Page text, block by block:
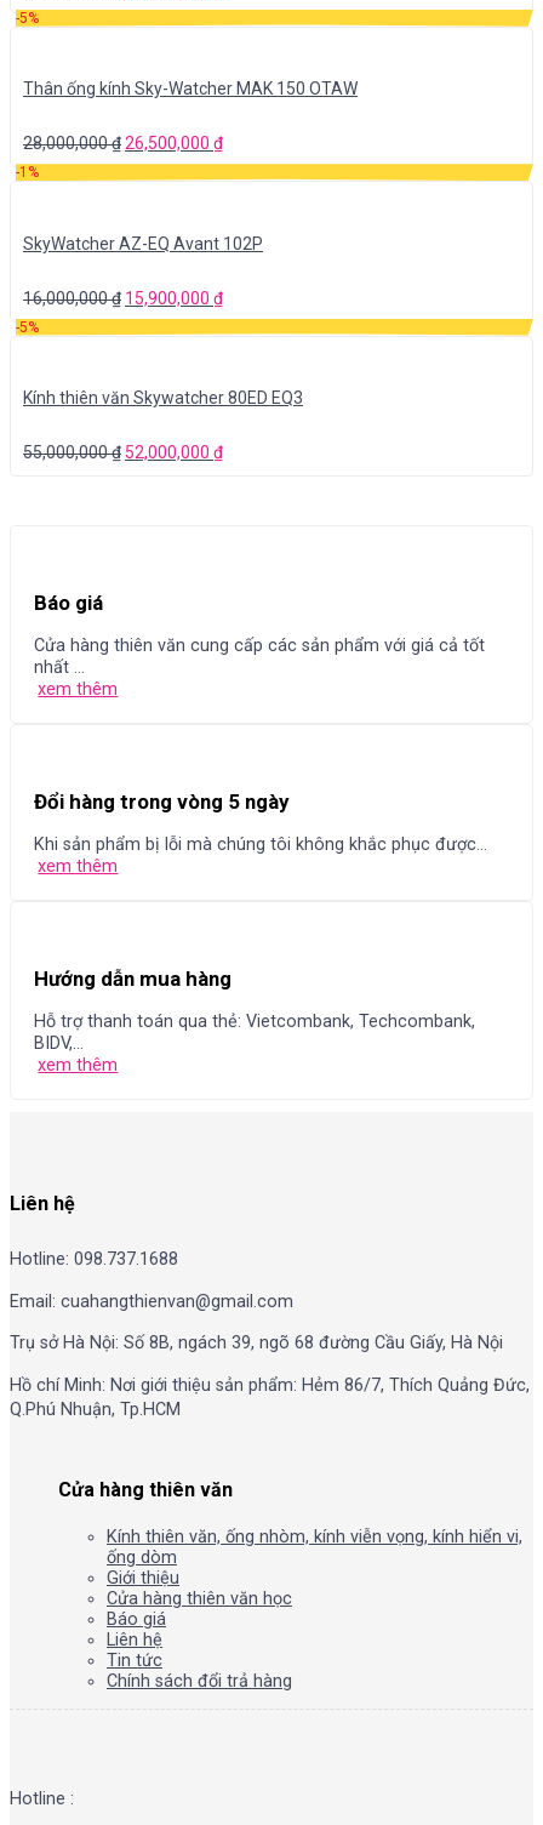
-5%
Thân ống kính Sky-Watcher MAK 150 OTAW
28,000,000₫26,500,000 ₫
-1%
SkyWatcher AZ-EQ Avant 102P
16,000,000₫ 15,900,000 ₫
-5%
Kính thiên văn Skywatcher 80ED EQ3
55,000,000₫ 52,000,000 ₫
Báo giá
Cửa hàng thiên văn cung cấp các sản phẩm với giá cả tốt
nhất ...
xem thêm
Đổi hàng trong vòng 5 ngày
Khi sản phẩm bị lỗi mà chúng tôi không khắc phục được...
xem thêm
Hướng dẫn mua hàng
Hỗ trợ thanh toán qua thẻ: Vietcombank, Techcombank,
BIDV,...
xem thêm
Liên hệ
Hotline: 098.737.1688
Email: cuahangthienvan@gmail.com
Trụ sở Hà Nội: Số 8B, ngách 39, ngõ 68 đường Cầu Giấy, Hà Nội
Hồ chí Minh: Nơi giới thiệu sản phẩm: Hẻm 86/7, Thích Quảng Đức,
Q.Phú Nhuận, Tp.HCM
Cửa hàng thiên văn
Kính thiên văn, ống nhòm, kính viễn vọng, kính hiển vi,
ống dòm
Giới thiệu
Cửa hàng thiên văn học
Báo giá
Liên hệ
Tin tức
Chính sách đổi trả hàng
Hotline :